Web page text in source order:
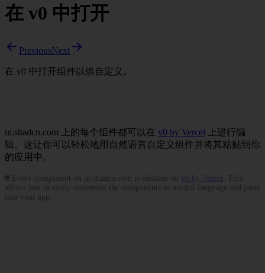
在 v0 中打开
PreviousNext
在 v0 中打开组件以供自定义。
ui.shadcn.com 上的每个组件都可以在 v0 by Vercel 上进行编
辑。这让你可以轻松地用自然语言自定义组件并将其粘贴到你
的应用中。
🌐 Every component on ui.shadcn.com is editable on v0 by Vercel
. This
allows you to easily customize the components in natural language and paste
into your app.